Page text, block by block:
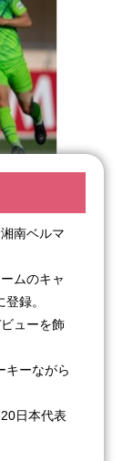
南ベルマ
ムのキャ
録。
ューを飾
キーながら
日本代表